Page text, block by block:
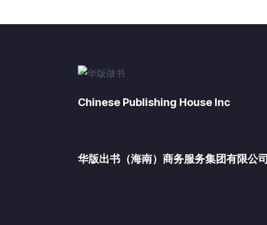
Chinese Publishing House Inc
华版出书（海南）商务服务集团有限公司